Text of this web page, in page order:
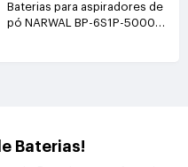
Baterias para aspiradores de
pó NARWAL BP-6S1P-5000A
Baterias!